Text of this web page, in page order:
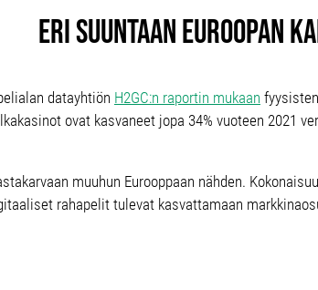
Eri suuntaan Euroopan
datayhtiön H2GC:n raportin mukaan
ovat kasvaneet jopa 34% vuoteen 2021
muuhun Eurooppaan nähden.
rahapelit tulevat kasvattamaan